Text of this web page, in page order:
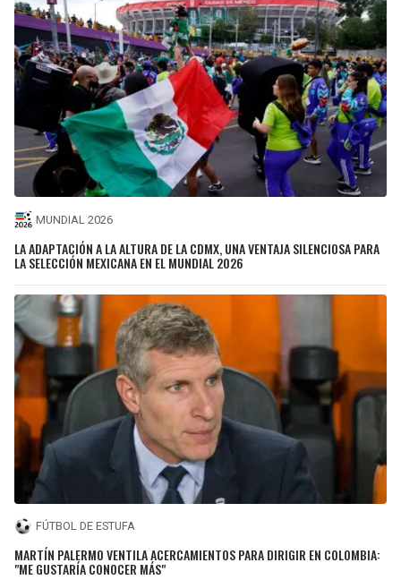
MUNDIAL 2026
LA ADAPTACIÓN A LA ALTURA DE LA CDMX, UNA VENTAJA SILENCIOSA PARA
LA SELECCIÓN MEXICANA EN EL MUNDIAL 2026
FÚTBOL DE ESTUFA
MARTÍN PALERMO VENTILA ACERCAMIENTOS PARA DIRIGIR EN COLOMBIA:
"ME GUSTARÍA CONOCER MÁS"